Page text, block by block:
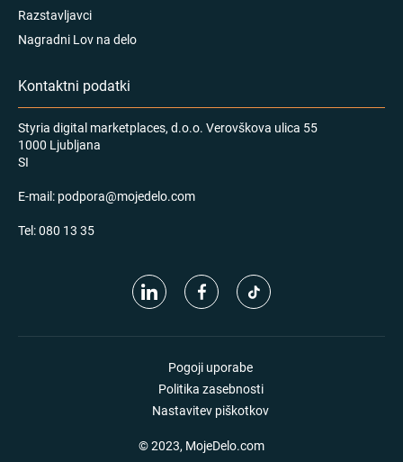
Razstavljavci
Nagradni Lov na delo
Kontaktni podatki
Styria digital marketplaces, d.o.o. Verovškova ulica 55
1000 Ljubljana
SI
E-mail: podpora@mojedelo.com
Tel:080 13 35
Pogoji uporabe
Politika zasebnosti
Nastavitev piškotkov
© 2023, MojeDelo.com